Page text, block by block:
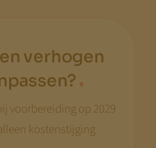
verhogen
.
voorbereiding op 2029
kostenstijging